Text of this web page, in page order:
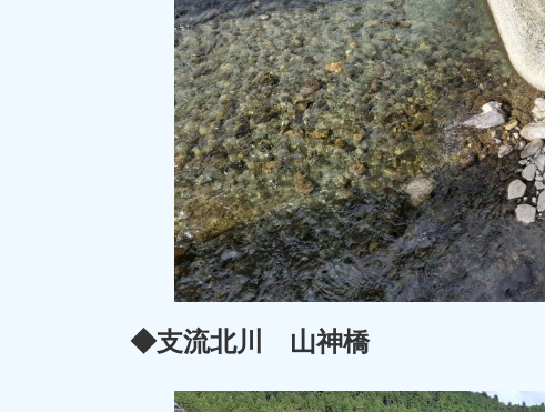
◆支流北川 山神橋